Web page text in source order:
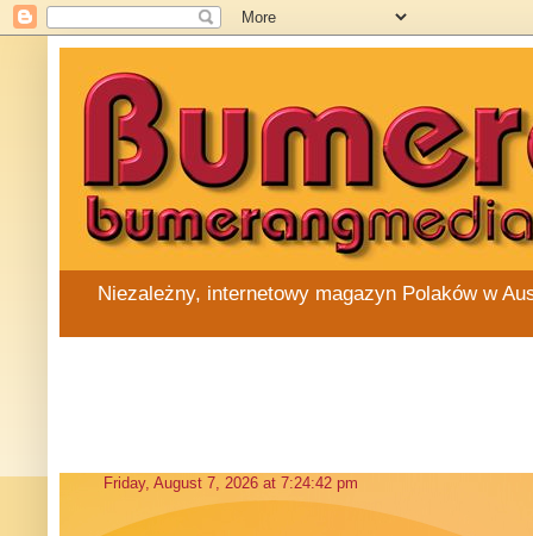
Niezależny, internetowy magazyn Polaków w